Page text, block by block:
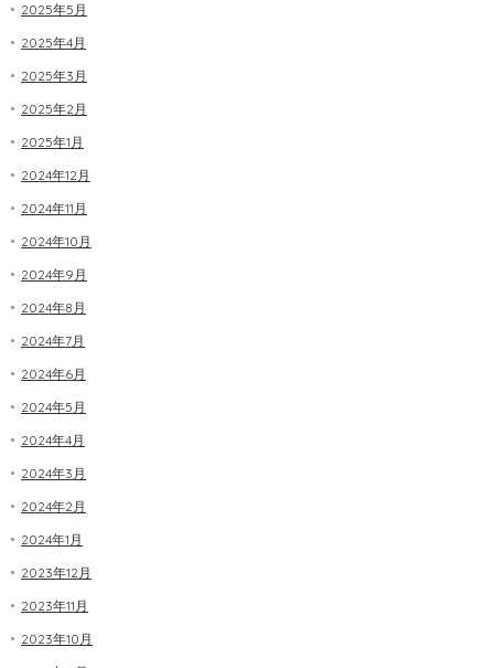
2025年5月
2025年4月
2025年3月
2025年2月
2025年1月
2024年12月
2024年11月
2024年10月
2024年9月
2024年8月
2024年7月
2024年6月
2024年5月
2024年4月
2024年3月
2024年2月
2024年1月
2023年12月
2023年11月
2023年10月